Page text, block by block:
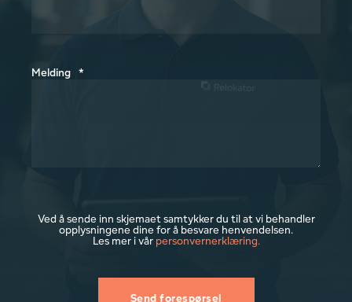
Melding *
Ved å sende inn skjemaet samtykker du til at vi behandler
opplysningene dine for å besvare henvendelsen.
Les mer i vår personvernerklæring.